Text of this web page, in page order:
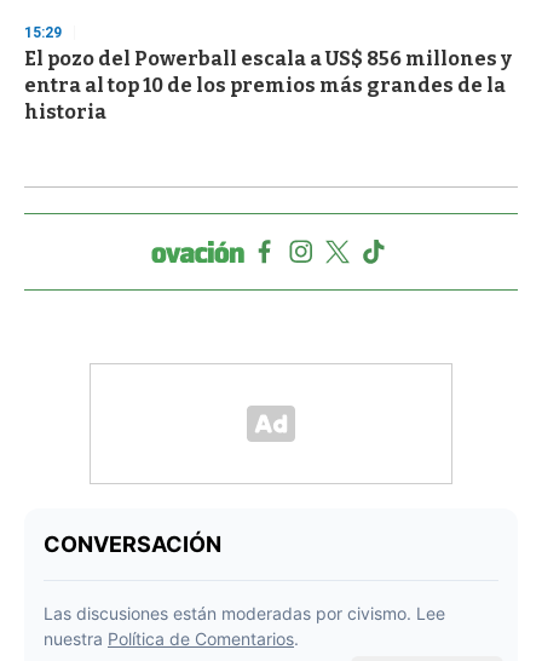
15:29
El pozo del Powerball escala a US$ 856 millones y
entra al top 10 de los premios más grandes de la
historia